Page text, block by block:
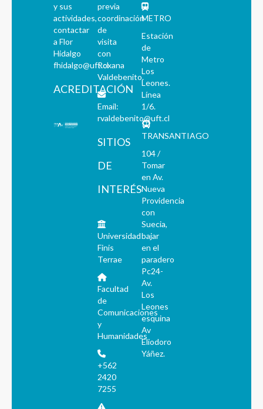
y sus
actividades,
contactar
a Flor
Hidalgo
fhidalgo@uft.cl
ACREDITACIÓN
previa
coordinación
de
visita
con
Roxana
Valdebenito.
Email:
rvaldebenito@uft.cl
SITIOS
DE
INTERÉS
Universidad
Finis
Terrae
Facultad
de
Comunicaciones
y
Humanidades
+562
2420
7255
METRO
Estación
de
Metro
Los
Leones.
Línea
1/6.
TRANSANTIAGO
104 /
Tomar
en Av.
Nueva
Providencia
con
Suecia,
bajar
en el
paradero
Pc24-
Av.
Los
Leones
esquina
Av
Eliodoro
Yáñez.